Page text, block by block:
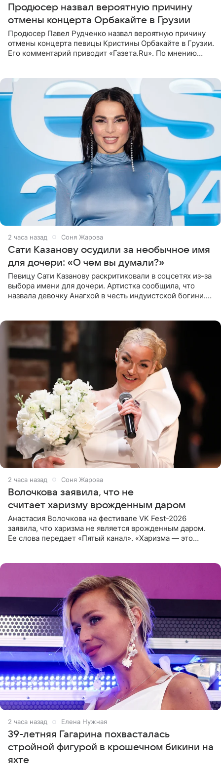
Продюсер назвал вероятную причину
отмены концерта Орбакайте в Грузии
Продюсер Павел Рудченко назвал вероятную причину
отмены концерта певицы Кристины Орбакайте в Грузии.
Его комментарий приводит «Газета.Ru». По мнению
2 часа назад Соня Жарова
Сати Казанову осудили за необычное имя
для дочери: «О чем вы думали?»
Певицу Сати Казанову раскритиковали в соцсетях из-за
выбора имени для дочери. Артистка сообщила, что
назвала девочку Анагхой в честь индуистской богини.
2 часа назад Соня Жарова
Волочкова заявила, что не
считает харизму врожденным даром
Анастасия Волочкова на фестивале VK Fest-2026
заявила, что харизма не является врожденным даром.
Ее слова передает «Пятый канал». «Харизма — это
2 часа назад Елена Нужная
39-летняя Гагарина похвасталась
стройной фигурой в крошечном бикини на
яхте